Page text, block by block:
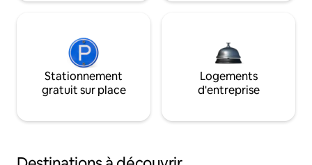
Stationnement
gratuit sur place
Logements
d'entreprise